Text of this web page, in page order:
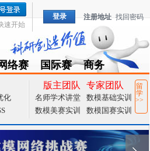
速开始
登录 注册地址 找回密码
络赛
TZMCM
国际赛
CAMCM
商务
Special
化
版主团队 专家团队
名师学术讲堂
数模基础实训
数模美赛实训
数模国赛实训
留
学
>>